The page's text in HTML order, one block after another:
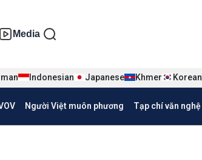
tiếng Việt
Media
Indonesian Japanese Khmer Korean
Người Việt muôn phương Tạp chí văn nghệ